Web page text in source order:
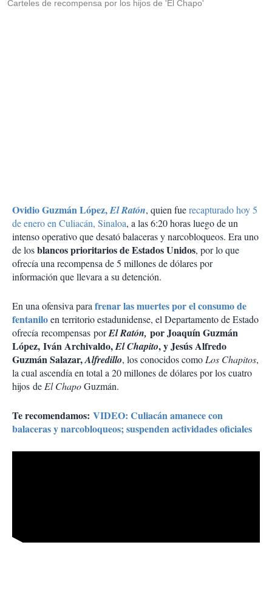
Carteles de recompensa por los hijos de 'El Chapo'
Ovidio Guzmán López,El Ratón, quien fuerecapturado hoy 5
de enero en Culiacán, Sinaloa, a las 6:20 horas luego de un
intenso operativo que desató balaceras y narcobloqueos. Era uno
de losblancos prioritarios de Estados Unidos, por lo que
ofrecía una recompensa de 5 millones de dólares por
información que llevara a su detención.
En una ofensiva parafrenar las muertes por el consumo de
fentaniloen territorio estadunidense, el Departamento de Estado
ofrecía recompensas porEl Ratón, por Joaquín Guzmán
López, Iván Archivaldo,El Chapito, y Jesús Alfredo
Guzmán Salazar,Alfredillo, los conocidos comoLos Chapitos,
la cual ascendía en total a 20 millones de dólares por los cuatro
hijos deEl ChapoGuzmán.
Te recomendamos: VIDEO: Culiacán amanece con
balaceras y narcobloqueos; suspenden actividades oficiales